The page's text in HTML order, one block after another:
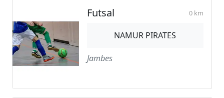
Futsal 0 km
NAMUR PIRATES
Jambes